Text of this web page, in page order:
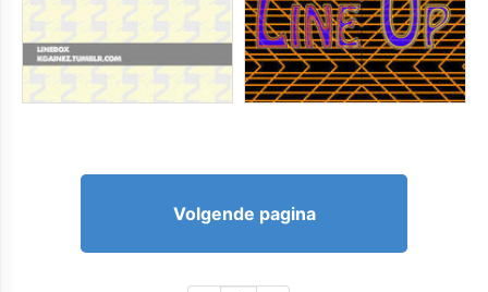
Volgende pagina